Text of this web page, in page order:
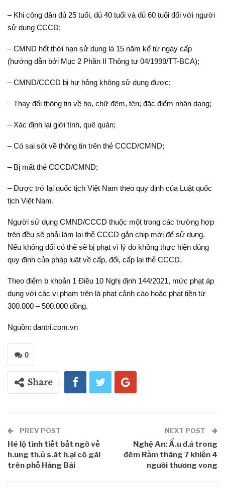
– Khi công dân đủ 25 tuổi, đủ 40 tuổi và đủ 60 tuổi đối với người
sử dụng CCCD;
– CMND hết thời hạn sử dụng là 15 năm kể từ ngày cấp
(hướng dẫn bởi Mục 2 Phần II Thông tư 04/1999/TT-BCA);
– CMND/CCCD bị hư hỏng không sử dụng được;
– Thay đổi thông tin về họ, chữ đệm, tên; đặc điểm nhận dạng;
– Xác định lại giới tính, quê quán;
– Có sai sót về thông tin trên thẻ CCCD/CMND;
– Bị mất thẻ CCCD/CMND;
– Được trở lại quốc tịch Việt Nam theo quy định của Luật quốc
tịch Việt Nam.
Người sử dụng CMND/CCCD thuộc một trong các trường hợp
trên đều sẽ phải làm lại thẻ CCCD gắn chip mới để sử dụng.
Nếu không đổi có thể sẽ bị phạt vì lý do không thực hiện đúng
quy định của pháp luật về cấp, đổi, cấp lại thẻ CCCD.
Theo điểm b khoản 1 Điều 10 Nghị định 144/2021, mức phạt áp
dụng với các vi phạm trên là phạt cảnh cáo hoặc phạt tiền từ
300.000 – 500.000 đồng.
Nguồn: dantri.com.vn
0
Share
PREV POST
Hé lộ tình tiết bất ngờ về
h.ung th.ủ s.át h.ại cô gái
trên phố Hàng Bài
NEXT POST
Nghệ An: Ẩ.u đ.ả trong
đêm Rằm tháng 7 khiến 4
người thương vong